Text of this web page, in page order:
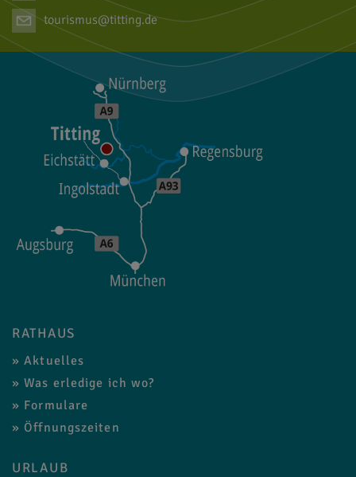
tourismus@titting.de
RATHAUS
Aktuelles
Was erledige ich wo?
Formulare
Öffnungszeiten
URLAUB